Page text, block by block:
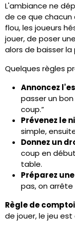
L'ambiance ne
de ce que chacun
flou, les joueurs
jouer, de poser
alors de baisser la
Quelques règles
Annoncez
passer un
coup.”
Prévenez le
simple,
Donnez un
coup en
table.
Préparez
pas, on
Règle de
de jouer, le jeu est